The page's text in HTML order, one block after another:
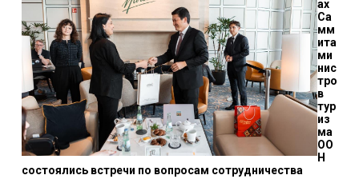
ах
Са
мм
ита
ми
нис
тро
в
тур
из
ма
ОО
Н
состоялись встречи по вопросам сотрудничества